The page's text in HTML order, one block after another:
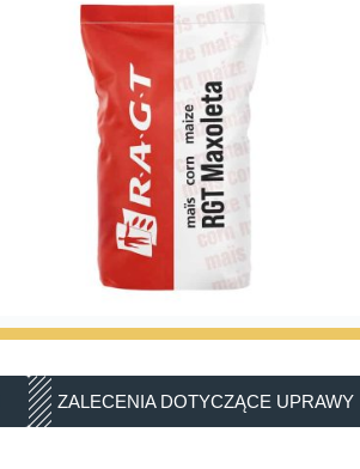
ZALECENIA DOTYCZĄCE UPRAWY